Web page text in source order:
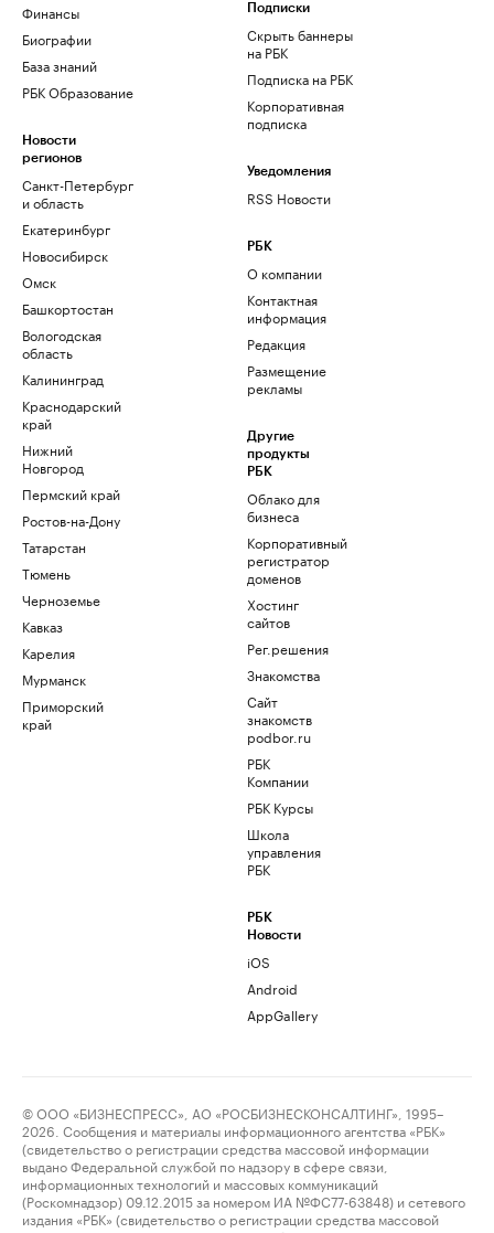
Финансы
Биографии
База знаний
РБК Образование
Новости
регионов
Санкт-Петербург
и область
Екатеринбург
Новосибирск
Омск
Башкортостан
Вологодская
область
Калининград
Краснодарский
край
Нижний
Новгород
Пермский край
Ростов-на-Дону
Татарстан
Тюмень
Черноземье
Кавказ
Карелия
Мурманск
Приморский
край
Подписки
Скрыть баннеры
на РБК
Подписка на РБК
Корпоративная
подписка
Уведомления
RSS Новости
РБК
О компании
Контактная
информация
Редакция
Размещение
рекламы
Другие
продукты
РБК
Облако для
бизнеса
Корпоративный
регистратор
доменов
Хостинг
сайтов
Рег.решения
Знакомства
Сайт
знакомств
podbor.ru
РБК
Компании
РБК Курсы
Школа
управления
РБК
РБК
Новости
iOS
Android
AppGallery
© ООО «БИЗНЕСПРЕСС», АО «РОСБИЗНЕСКОНСАЛТИНГ», 1995–
2026. Сообщения и материалы информационного агентства «РБК»
(свидетельство о регистрации средства массовой информации
выдано Федеральной службой по надзору в сфере связи,
информационных технологий и массовых коммуникаций
(Роскомнадзор) 09.12.2015 за номером ИА №ФС77-63848) и сетевого
издания «РБК» (свидетельство о регистрации средства массовой